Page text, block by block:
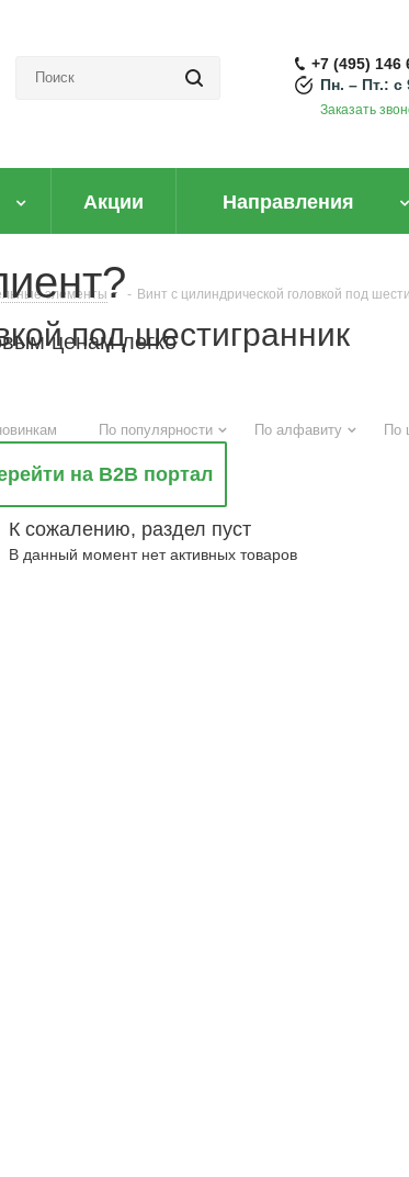
+7 (495) 146
Пн. – Пт.: с
Заказать
Акции Направления
элементы - Винт с цилиндрической головкой под
под шестигранник
По популярности По алфавиту По
К сожалению, раздел пуст
В данный момент нет активных товаров
ценам легко
на B2B портал